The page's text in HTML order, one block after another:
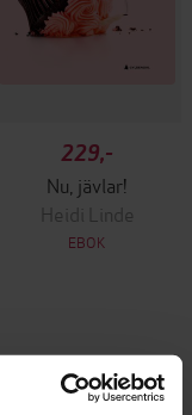
229,-
Nu, jävlar!
Heidi Linde
EBOK